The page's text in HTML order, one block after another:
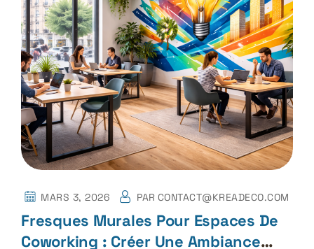
MARS 3, 2026 PAR CONTACT@KREADECO.COM
Fresques Murales Pour Espaces De
Coworking : Créer Une Ambiance